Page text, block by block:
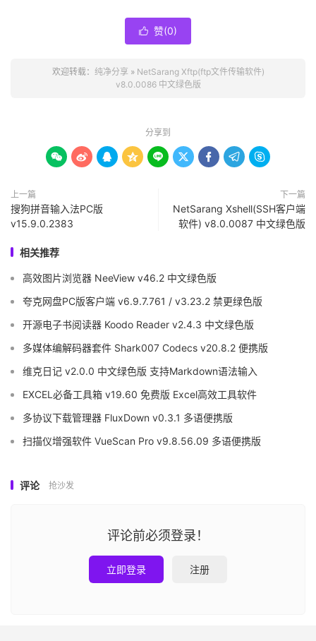
 赞(0)
欢迎转载： 纯净分享 » NetSarang Xftp(ftp文件传输软件)
v8.0.0086 中文绿色版
分享到
        
上一篇
搜狗拼音输入法PC版
v15.9.0.2383
下一篇
NetSarang Xshell(SSH客户端
软件) v8.0.0087 中文绿色版
相关推荐
高效图片浏览器 NeeView v46.2 中文绿色版
夸克网盘PC版客户端 v6.9.7.761 / v3.23.2 禁更绿色版
开源电子书阅读器 Koodo Reader v2.4.3 中文绿色版
多媒体编解码器套件 Shark007 Codecs v20.8.2 便携版
维克日记 v2.0.0 中文绿色版 支持Markdown语法输入
EXCEL必备工具箱 v19.60 免费版 Excel高效工具软件
多协议下载管理器 FluxDown v0.3.1 多语便携版
扫描仪增强软件 VueScan Pro v9.8.56.09 多语便携版
评论 抢沙发
评论前必须登录！
立即登录 注册